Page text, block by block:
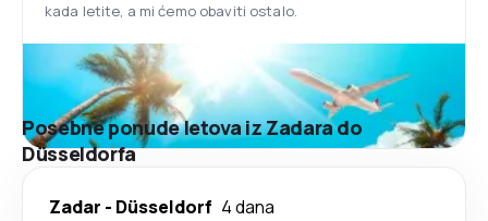
kada letite, a mi ćemo obaviti ostalo.
Posebne ponude letova iz Zadara do
Düsseldorfa
Zadar - Düsseldorf 4 dana